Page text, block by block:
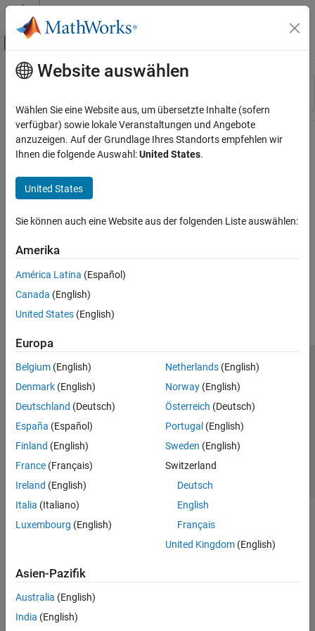
Weiter zum Inhalt
Umschaltung für Off-Canvas-
Ressource
Hauptinhalt
Website auswählen
Wählen Sie eine Website aus, um übersetzte Inhalte (sofern
verfügbar) sowie lokale Veranstaltungen und Angebote
anzuzeigen. Auf der Grundlage Ihres Standorts empfehlen wir
Ihnen die folgende Auswahl:United States.
United States
Sie können auch eine Website aus der folgenden Liste auswählen:
Amerika
América Latina (Español)
Canada (English)
United States (English)
Europa
Belgium (English)
Denmark (English)
Deutschland (Deutsch)
España (Español)
Finland (English)
France (Français)
Ireland (English)
Italia (Italiano)
Luxembourg (English)
Netherlands(English)
Norway(English)
Österreich (Deutsch)
Portugal (English)
Sweden (English)
Switzerland
Deutsch
English
Français
United Kingdom(English)
Asien-Pazifik
Australia (English)
India (English)
Trust Center
Datenschutz-Richtlinien
Datendiebstahl verhindern
Status von Anwendungen
© 1994-2026 The MathWorks, Inc.
Website auswählen
Deutschland